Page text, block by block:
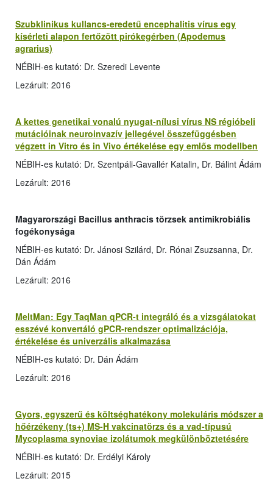
Szubklinikus kullancs-eredetű encephalitis vírus egy
kísérleti alapon fertőzött pirókegérben (Apodemus
agrarius)
NÉBIH-es kutató: Dr. Szeredi Levente
Lezárult: 2016
A kettes genetikai vonalú nyugat-nílusi vírus NS régióbeli
mutációinak neuroinvazív jellegével összefüggésben
végzett in Vitro és in Vivo értékelése egy emlős modellben
NÉBIH-es kutató: Dr. Szentpáli-Gavallér Katalin, Dr. Bálint Ádám
Lezárult: 2016
Magyarországi Bacillus anthracis törzsek antimikrobiális
fogékonysága
NÉBIH-es kutató: Dr. Jánosi Szilárd, Dr. Rónai Zsuzsanna, Dr.
Dán Ádám
Lezárult: 2016
MeltMan: Egy TaqMan qPCR-t integráló és a vizsgálatokat
esszévé konvertáló gPCR-rendszer optimalizációja,
értékelése és univerzális alkalmazása
NÉBIH-es kutató: Dr. Dán Ádám
Lezárult: 2016
Gyors, egyszerű és költséghatékony molekuláris módszer a
hőérzékeny (ts+) MS-H vakcinatörzs és a vad-típusú
Mycoplasma synoviae izolátumok megkülönböztetésére
NÉBIH-es kutató: Dr. Erdélyi Károly
Lezárult: 2015